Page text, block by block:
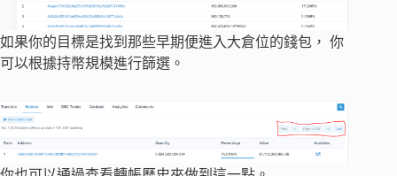
如果你的目標是找到那些早期便進入大倉位的錢包， 你
可以根據持幣規模進行篩選。